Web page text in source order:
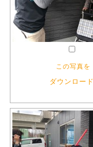
この写真を
ダウンロード